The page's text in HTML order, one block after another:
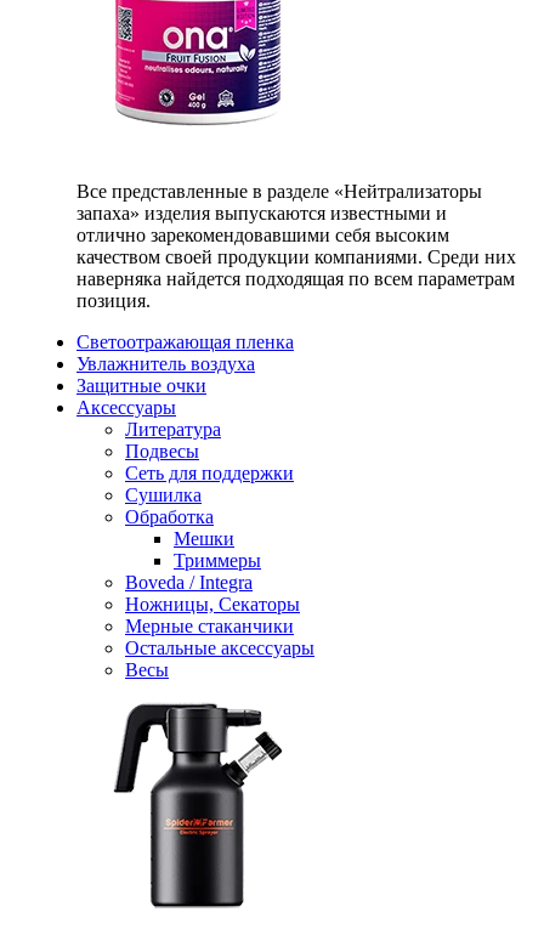
Все представленные в разделе «Нейтрализаторы
запаха» изделия выпускаются известными и
отлично зарекомендовавшими себя высоким
качеством своей продукции компаниями. Среди них
наверняка найдется подходящая по всем параметрам
позиция.
Светоотражающая пленка
Увлажнитель воздуха
Защитные очки
Аксессуары
Литература
Подвесы
Сеть для поддержки
Сушилка
Обработка
Мешки
Триммеры
Boveda / Integra
Ножницы, Секаторы
Мерные стаканчики
Остальные аксессуары
Весы